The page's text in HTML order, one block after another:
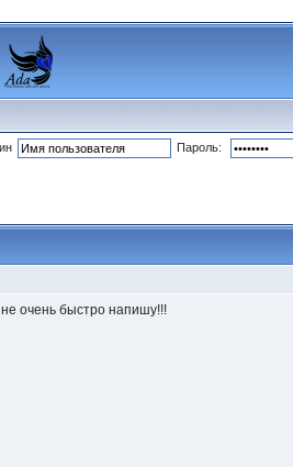
Пароль:
очень быстро напишу!!!